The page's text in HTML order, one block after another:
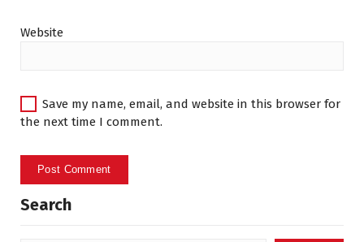
Website
Save my name, email, and website in this browser for
the next time I comment.
Search